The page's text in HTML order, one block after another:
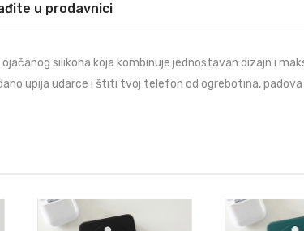
u prodavnici
silikona koja kombinuje jednostavan dizajn i
upija udarce i štiti tvoj telefon od ogrebotina,